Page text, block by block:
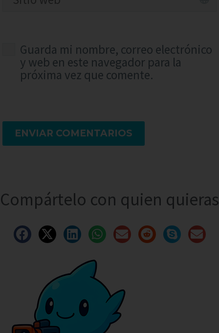
Guarda mi nombre, correo electrónico
y web en este navegador para la
próxima vez que comente.
ENVIAR COMENTARIOS
Compártelo con quien quieras